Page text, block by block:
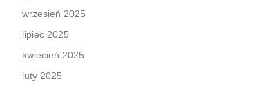
wrzesień 2025
lipiec 2025
kwiecień 2025
luty 2025